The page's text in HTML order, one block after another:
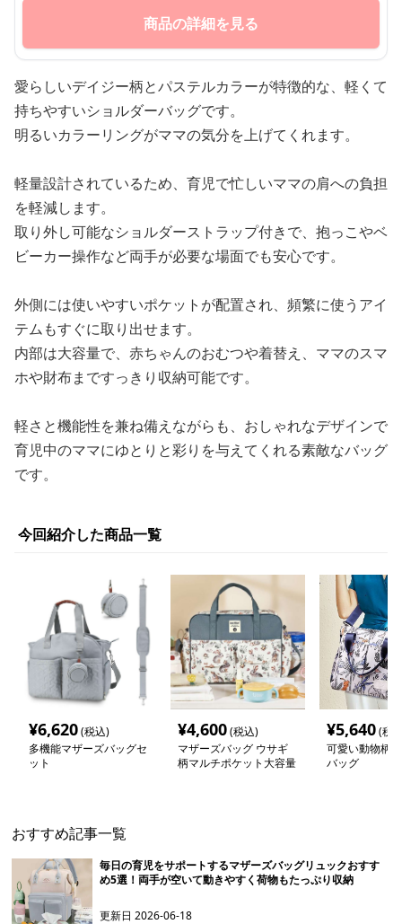
商品の詳細を見る
愛らしいデイジー柄とパステルカラーが特徴的な、軽くて
持ちやすいショルダーバッグです。
明るいカラーリングがママの気分を上げてくれます。
軽量設計されているため、育児で忙しいママの肩への負担
を軽減します。
取り外し可能なショルダーストラップ付きで、抱っこやベ
ビーカー操作など両手が必要な場面でも安心です。
外側には使いやすいポケットが配置され、頻繁に使うアイ
テムもすぐに取り出せます。
内部は大容量で、赤ちゃんのおむつや着替え、ママのスマ
ホや財布まですっきり収納可能です。
軽さと機能性を兼ね備えながらも、おしゃれなデザインで
育児中のママにゆとりと彩りを与えてくれる素敵なバッグ
です。
今回紹介した商品一覧
¥6,620(税込)
多機能マザーズバッグセ
ット
¥4,600(税込)
マザーズバッグ ウサギ
柄マルチポケット大容量
¥5,640(税
可愛い動物柄
バッグ
おすすめ記事一覧
毎日の育児をサポートするマザーズバッグリュックおすす
め5選！両手が空いて動きやすく荷物もたっぷり収納
更新日2026-06-18